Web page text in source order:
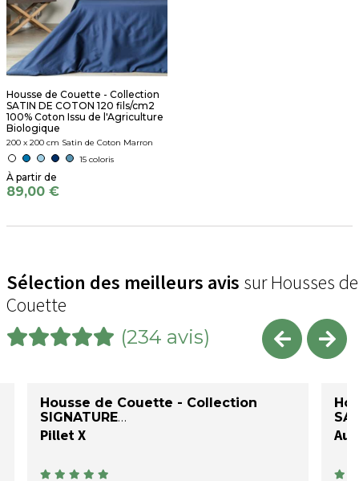
Housse de Couette - Collection
SATIN DE COTON 120 fils/cm2
100% Coton Issu de l'Agriculture
Biologique
200 x 200 cm Satin de Coton Marron
15 coloris
89,00 €
Sélection des meilleurs avis sur Housses de
Couette
(234 avis)
Housse de Couette - Collection
SIGNATURE
Pillet X